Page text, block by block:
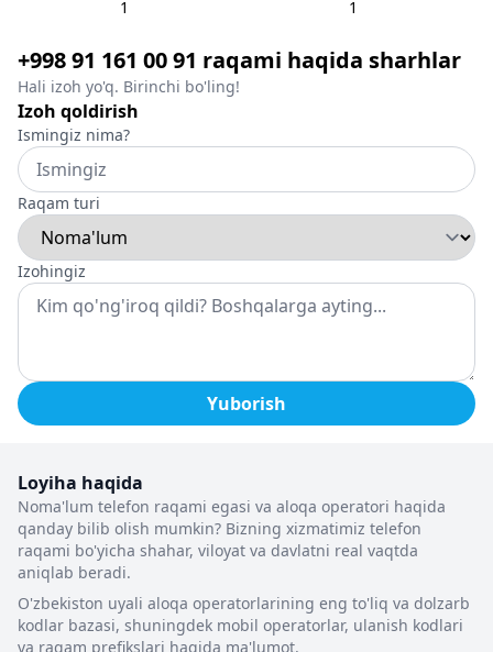
1
1
+998 91 161 00 91 raqami haqida sharhlar
Hali izoh yo'q. Birinchi bo'ling!
Izoh qoldirish
Ismingiz nima?
Raqam turi
Izohingiz
Yuborish
Loyiha haqida
Noma'lum telefon raqami egasi va aloqa operatori haqida
qanday bilib olish mumkin? Bizning xizmatimiz telefon
raqami bo'yicha shahar, viloyat va davlatni real vaqtda
aniqlab beradi.
O'zbekiston uyali aloqa operatorlarining eng to'liq va dolzarb
kodlar bazasi, shuningdek mobil operatorlar, ulanish kodlari
va raqam prefikslari haqida ma'lumot.